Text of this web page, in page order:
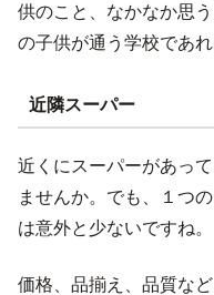
供のこと、なかなか思
の子供が通う学校であ
近隣スーパー
近くにスーパーがあっ
ませんか。でも、１つ
は意外と少ないですね。
価格、品揃え、品質な